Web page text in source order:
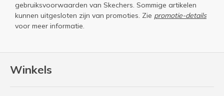
Winkels
gebruiksvoorwaarden van Skechers. Sommige artikelen
kunnen uitgesloten zijn van promoties. Zie promotie-details
voor meer informatie.